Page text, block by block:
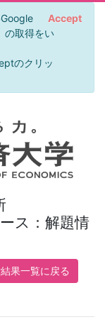
の取得をい
のクリッ
Accept
ス：解題情
果一覧に戻る